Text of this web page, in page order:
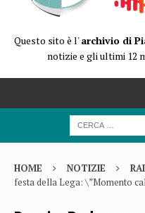
Questo sito è l'archivio di
notizie e gli ultimi 12
HOME NOTIZIE
festa della Lega: \”Momento